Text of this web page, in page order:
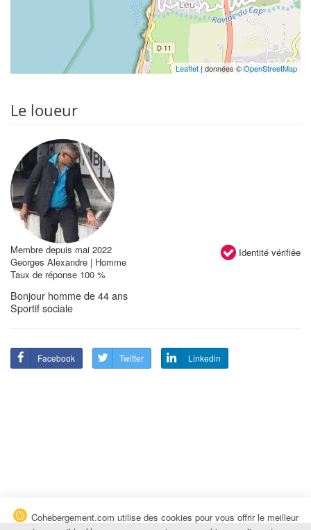
Leaflet| données ©OpenStreetMap
Le loueur
Identité vérifiée
Membre depuis mai 2022
Georges Alexandre | Homme
Taux de réponse 100 %
Bonjour homme de 44 ans
Sportif sociale
Facebook Twitter Linkedin
Cohebergement.com utilise des cookies pour vous offrir le meilleur